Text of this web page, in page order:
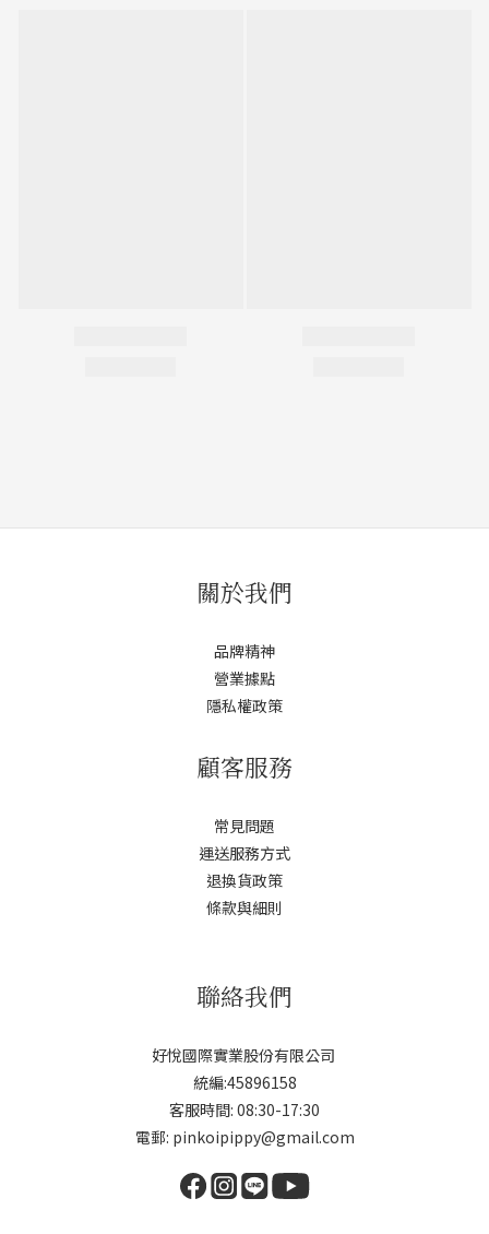
關於我們
品牌精神
營業據點
隱私權政策
顧客服務
常見問題
運送服務方式
退換貨政策
條款與細則
聯絡我們
好悅國際實業股份有限公司
統編:45896158
客服時間: 08:30-17:30
電郵: pinkoipippy@gmail.com